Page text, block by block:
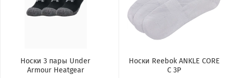
Носки 3 пары Under
Armour Heatgear
Носки Reebok ANKLE CORE
C 3P